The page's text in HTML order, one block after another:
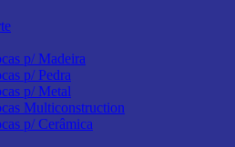
p/ Madeira
p/ Pedra
p/ Metal
Multiconstruction
p/ Cerâmica